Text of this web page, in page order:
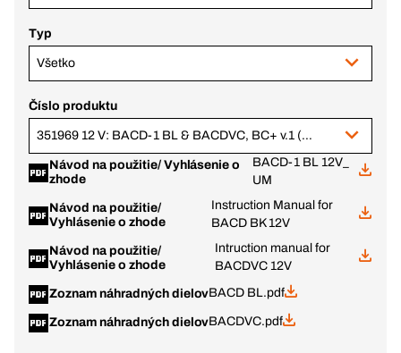
Typ
Všetko
Číslo produktu
351969 12 V: BACD-1 BL & BACDVC, BC+ v.1 (343779 + 343770)
Návod na použitie/ Vyhlásenie o
zhode
BACD-1 BL 12V_
UM
Návod na použitie/
Vyhlásenie o zhode
Instruction Manual for
BACD BK 12V
Návod na použitie/
Vyhlásenie o zhode
Intruction manual for
BACDVC 12V
Zoznam náhradných dielovBACD BL.pdf
Zoznam náhradných dielovBACDVC.pdf